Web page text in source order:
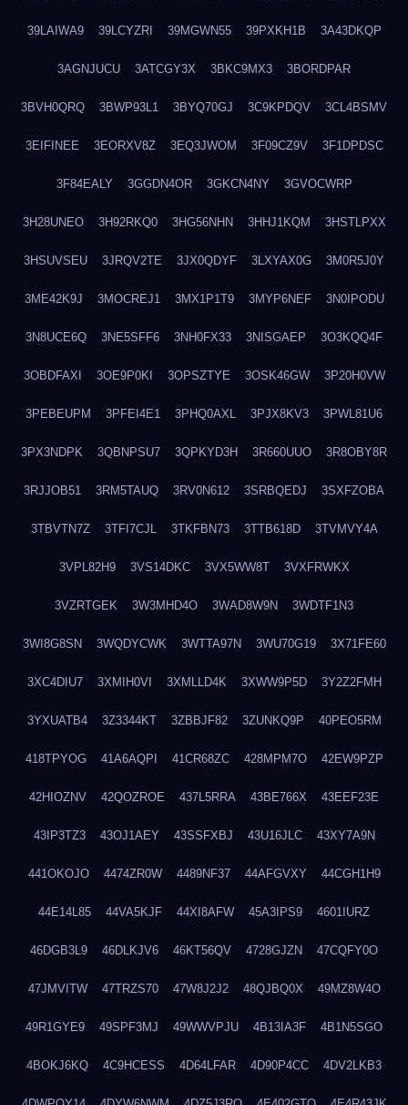
39LAIWA9 39LCYZRI 39MGWN55 39PXKH1B 3A43DKQP
3AGNJUCU 3ATCGY3X 3BKC9MX3 3BORDPAR
3BVH0QRQ 3BWP93L1 3BYQ70GJ 3C9KPDQV 3CL4BSMV
3EIFINEE 3EORXV8Z 3EQ3JWOM 3F09CZ9V 3F1DPDSC
3F84EALY 3GGDN4OR 3GKCN4NY 3GVOCWRP
3H28UNEO 3H92RKQ0 3HG56NHN 3HHJ1KQM 3HSTLPXX
3HSUVSEU 3JRQV2TE 3JX0QDYF 3LXYAX0G 3M0R5J0Y
3ME42K9J 3MOCREJ1 3MX1P1T9 3MYP6NEF 3N0IPODU
3N8UCE6Q 3NE5SFF6 3NH0FX33 3NISGAEP 3O3KQQ4F
3OBDFAXI 3OE9P0KI 3OPSZTYE 3OSK46GW 3P20H0VW
3PEBEUPM 3PFEI4E1 3PHQ0AXL 3PJX8KV3 3PWL81U6
3PX3NDPK 3QBNPSU7 3QPKYD3H 3R660UUO 3R8OBY8R
3RJJOB51 3RM5TAUQ 3RV0N612 3SRBQEDJ 3SXFZOBA
3TBVTN7Z 3TFI7CJL 3TKFBN73 3TTB618D 3TVMVY4A
3VPL82H9 3VS14DKC 3VX5WW8T 3VXFRWKX
3VZRTGEK 3W3MHD4O 3WAD8W9N 3WDTF1N3
3WI8G8SN 3WQDYCWK 3WTTA97N 3WU70G19 3X71FE60
3XC4DIU7 3XMIH0VI 3XMLLD4K 3XWW9P5D 3Y2Z2FMH
3YXUATB4 3Z3344KT 3ZBBJF82 3ZUNKQ9P 40PEO5RM
418TPYOG 41A6AQPI 41CR68ZC 428MPM7O 42EW9PZP
42HIOZNV 42QOZROE 437L5RRA 43BE766X 43EEF23E
43IP3TZ3 43OJ1AEY 43SSFXBJ 43U16JLC 43XY7A9N
441OKOJO 4474ZR0W 4489NF37 44AFGVXY 44CGH1H9
44E14L85 44VA5KJF 44XI8AFW 45A3IPS9 4601IURZ
46DGB3L9 46DLKJV6 46KT56QV 4728GJZN 47CQFY0O
47JMVITW 47TRZS70 47W8J2J2 48QJBQ0X 49MZ8W4O
49R1GYE9 49SPF3MJ 49WWVPJU 4B13IA3F 4B1N5SGO
4BOKJ6KQ 4C9HCESS 4D64LFAR 4D90P4CC 4DV2LKB3